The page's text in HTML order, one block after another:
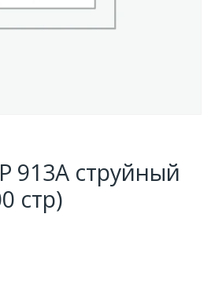
913A струйный
стр)